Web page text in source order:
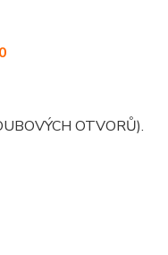
OTVORŮ).